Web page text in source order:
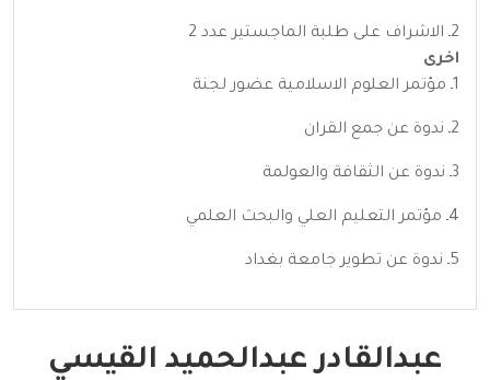
2ـ الاشراف على طلبة الماجستير عدد 2
اخرى
1ـ مؤتمر العلوم الاسلامية عضور لجنة
2ـ ندوة عن جمع القران
3ـ ندوة عن الثقافة والعولمة
4ـ مؤتمر التعليم العلي والبحث العلمي
5ـ ندوة عن تطوير جامعة بغداد
عبدالقادر عبدالحميد القيسي